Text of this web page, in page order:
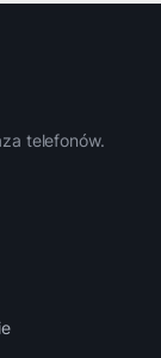
telefonów.